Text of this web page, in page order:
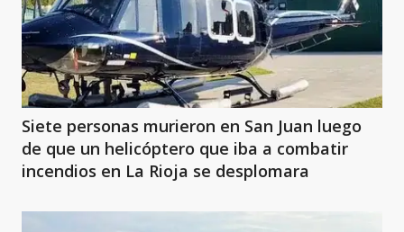
Siete personas murieron en San Juan luego
de que un helicóptero que iba a combatir
incendios en La Rioja se desplomara